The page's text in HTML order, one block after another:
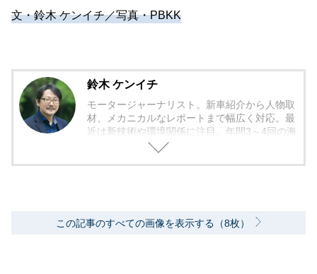
文・鈴木 ケンイチ／写真・PBKK
鈴木 ケンイチ
モータージャーナリスト。新車紹介から人物取
材、メカニカルなレポートまで幅広く対応。最
近は新技術や環境関係に注目。年間3～4回の海
外モーターショー取材を実施。レース経験あ
この記事のすべての画像を表示する（8枚）